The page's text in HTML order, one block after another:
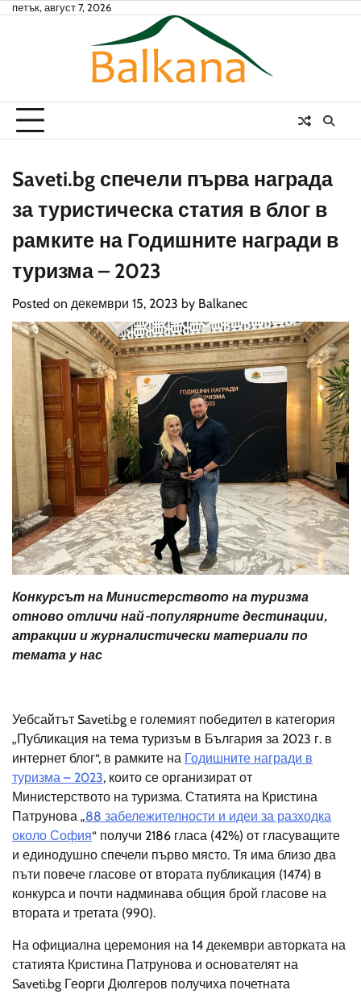
Skipпетък, август 7, 2026
Saveti.bg спечели първа награда
за туристическа статия в блог в
рамките на Годишните награди в
туризма – 2023
Posted on декември 15, 2023 by Balkanec
Конкурсът на Министерството на туризма
отново отличи най-популярните дестинации,
атракции и журналистически материали по
темата у нас
Уебсайтът Saveti.bg е големият победител в категория
„Публикация на тема туризъм в България за 2023 г. в
интернет блог“, в рамките на Годишните награди в
туризма – 2023, които се организират от
Министерството на туризма. Статията на Кристина
Патрунова „88 забележителности и идеи за разходка
около София“ получи 2186 гласа (42%) от гласуващите
и единодушно спечели първо място. Тя има близо два
пъти повече гласове от втората публикация (1474) в
конкурса и почти надминава общия брой гласове на
втората и третата (990).
На официална церемония на 14 декември авторката на
статията Кристина Патрунова и основателят на
Saveti.bg Георги Дюлгеров получиха почетната